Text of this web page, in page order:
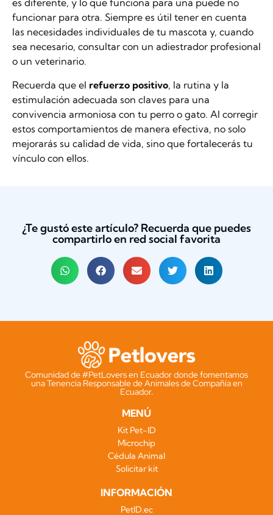
es diferente, y lo que funciona para una puede no
funcionar para otra. Siempre es útil tener en cuenta
las necesidades individuales de tu mascota y, cuando
sea necesario, consultar con un adiestrador profesional
o un veterinario.
Recuerda que el refuerzo positivo, la rutina y la
estimulación adecuada son claves para una
convivencia armoniosa con tu perro o gato. Al corregir
estos comportamientos de manera efectiva, no solo
mejorarás su calidad de vida, sino que fortalecerás tu
vínculo con ellos.
¿Te gustó este artículo? Recuerda que puedes
compartirlo en red social favorita
Comunidad de #PetLovers en Ecuador donde fomentamos
una Tenencia Responsable de Animales de Compañía en
Ecuador.
MENÚ
Kit Pet-ID
Microchip
Cédula Animal
Solicitar kit
INFORMACIÓN
PetID.ec